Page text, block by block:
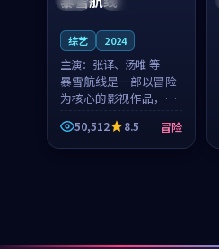
综艺 2024
主演： 张译、汤唯 等
暴雪航线是一部以冒险
为核心的影视作品，围
绕危机、反转与人物成
长展开，整体节奏紧
凑，值得推荐观看。
50,512 8.5 冒险